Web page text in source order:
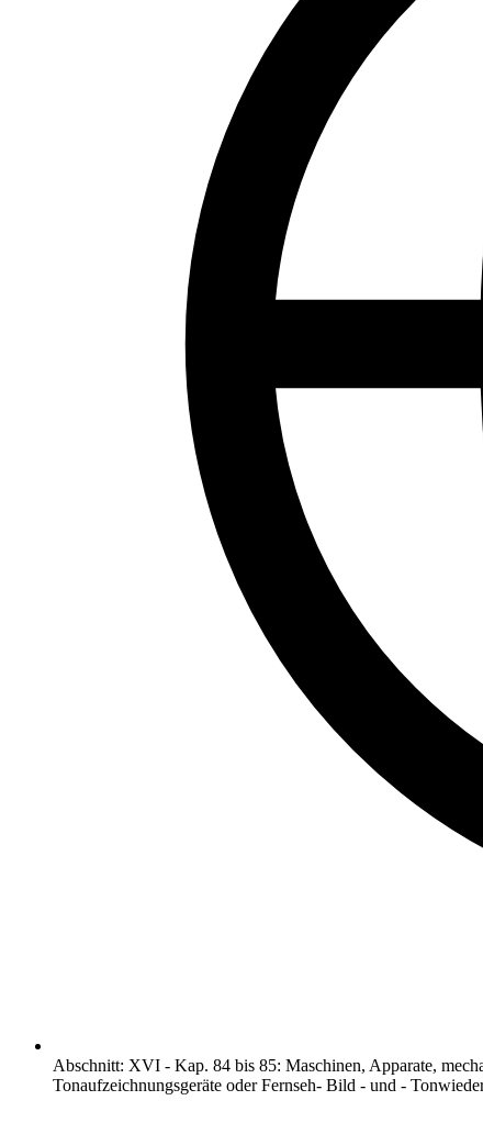
Abschnitt: XVI - Kap. 84 bis 85: Maschinen, Apparate,
Tonaufzeichnungsgeräte oder Fernseh- Bild - und -